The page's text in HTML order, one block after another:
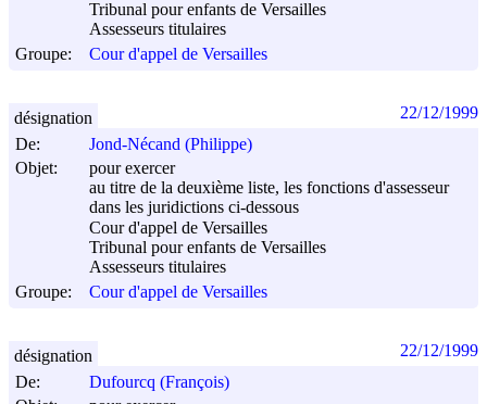
Tribunal pour enfants de Versailles
Assesseurs titulaires
Groupe:
Cour d'appel de Versailles
De:
Jond-Nécand (Philippe)
Objet:
pour exercer
au titre de la deuxième liste, les fonctions d'assesseur
dans les juridictions ci-dessous
Cour d'appel de Versailles
Tribunal pour enfants de Versailles
Assesseurs titulaires
Groupe:
Cour d'appel de Versailles
désignation 22/12/1999
De:
Dufourcq (François)
désignation 22/12/1999